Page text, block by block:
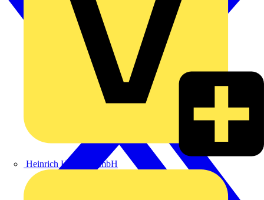
Heinrich Häusler GmbH